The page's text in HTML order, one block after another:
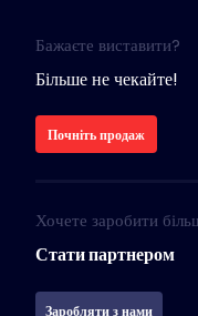
Бажаєте виставити?
Більше не чекайте!
Почніть продаж
Хочете заробити
Стати партнером
Заробляти з нами